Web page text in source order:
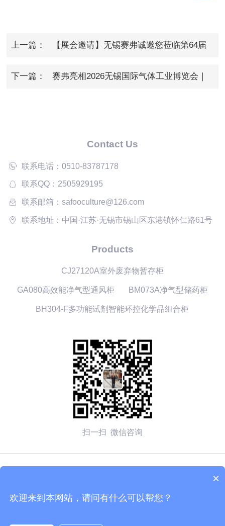
上一篇： 【展会邀请】无锡赛弗诚邀您莅临第64届
下一篇： 赛弗亮相2026无锡国际气体工业博览会｜
Contact Us
联系电话：0510-83787178
联系QQ：2505929195
联系邮箱：safooculture@126.com
联系地址：中国·江苏·无锡市锡山区东港镇怀仁路61号
Products
CJ27120A室外废弃物暂存柜
GA080高效能净气型通风柜 BM073A净气型储药柜
BH304-F多功能试剂智能环控化学品组合柜
扫一扫 微信咨询
技术支持：化工仪器网管理登陆 sitemap.xml
×
欢迎来到本网站，请问有什么可以帮您？